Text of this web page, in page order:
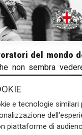
del mondo
non sembra
che i lavoratori
generale Fistel
in
la sicurezza e uno
un solo contagiato".
e tecnologie
piattaforme di